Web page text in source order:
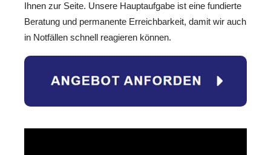
Ihnen zur Seite. Unsere Hauptaufgabe ist eine fundierte
Beratung und permanente Erreichbarkeit, damit wir auch
in Notfällen schnell reagieren können.